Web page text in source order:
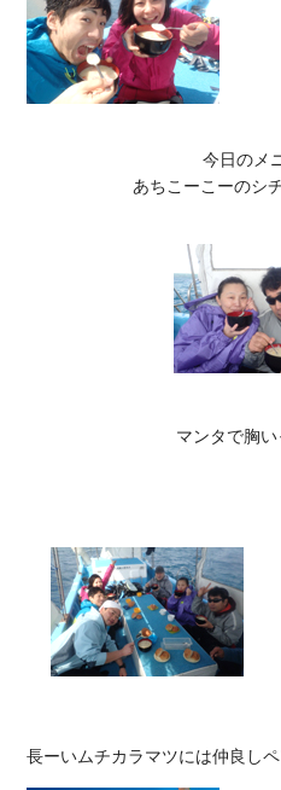
今日のメ
あちこーこーのシ
マンタで胸